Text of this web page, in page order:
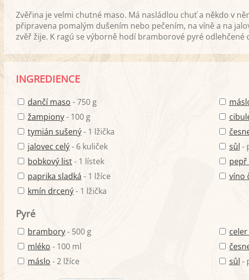
Zvěřina je velmi chutné maso. Má nasládlou chuť a někdo v
připravena pomalým dušením nebo pečením, na víně a na
zvěř žije. K ragú se výborně hodí bramborové pyré odlehčené
INGREDIENCE
dančí maso - 750 g
žampiony- 100 g
tymián sušený- 1 lžička
jalovec celý- 6 kuliček
bobkový list- 1 lístek
paprika sladká - 1 lžíce
kmín drcený- 1 lžička
sůl -
pepř
víno
Pyré
brambory- 500 g
mléko - 100 ml
máslo - 2 lžíce
sůl -